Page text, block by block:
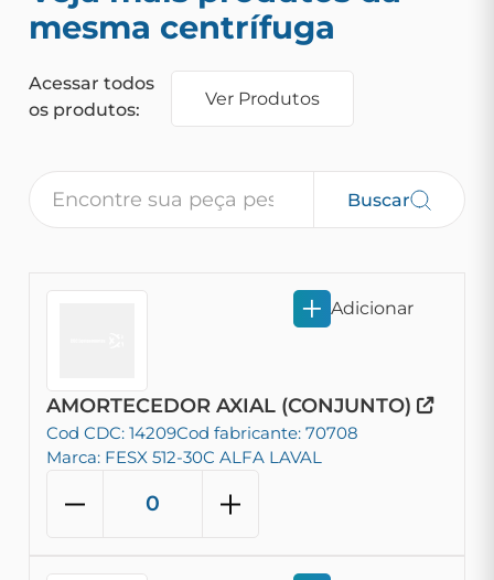
mesma centrífuga
Acessar todos
os produtos:
Ver Produtos
Buscar
AMORTECEDOR AXIAL (CONJUNTO)
Cod CDC: 14209Cod fabricante: 70708
Marca: FESX 512-30C ALFA LAVAL
Adicionar